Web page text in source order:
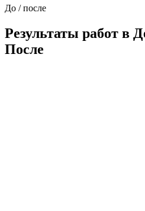
До / после
Результаты работ в
После